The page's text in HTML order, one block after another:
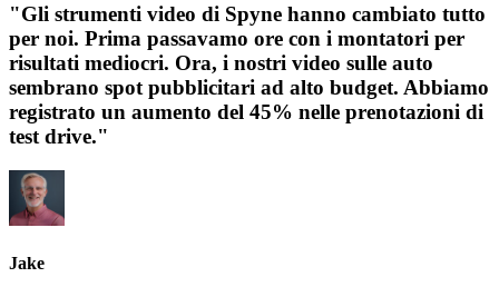
"Gli strumenti video di Spyne hanno cambiato tutto
per noi. Prima passavamo ore con i montatori per
risultati mediocri. Ora, i nostri video sulle auto
sembrano spot pubblicitari ad alto budget. Abbiamo
registrato un aumento del 45% nelle prenotazioni di
test drive."
Jake